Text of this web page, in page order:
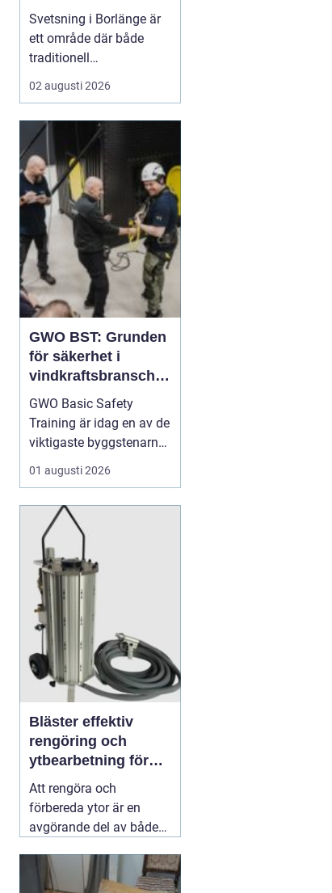
konstruktion
Svetsning i Borlänge är
ett område där både
traditionell
verkstadsindustri och
moderna
möts. I takt med att
kraven på hållbara
lösningar och hög
produktionssäkerhet ö...
02 augusti 2026
GWO BST: Grunden
för säkerhet i
vindkraftsbransche
n
GWO Basic Safety
Training är idag en av de
viktigaste byggstenarna
för alla som vill arbeta
professionellt inom
skapar en gemensam
säkerhetsnivå i en
bransch där jobbet ofta
sker långt frå...
01 augusti 2026
Bläster effektiv
rengöring och
ytbearbetning för
proffs och
hantverkare
Att rengöra och
förbereda ytor är en
avgörande del av både
renovering. Färg, rost,
smuts och gamla